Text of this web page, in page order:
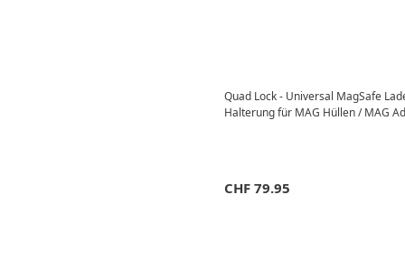
Quad Lock - Universal MagSafe
Halterung für MAG Hüllen / MAG
CHF 79.95